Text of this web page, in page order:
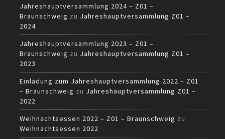
Jahreshauptversammlung 2024 – Z01 –
Braunschweig zu Jahreshauptversammlung Z01 –
2024
Jahreshauptversammlung 2023 – Z01 –
Braunschweig zu Jahreshauptversammlung Z01 –
2023
Einladung zum Jahreshauptversammlung 2022 – Z01
– Braunschweig zu Jahreshauptversammlung Z01 –
2022
Weihnachtsessen 2022 – Z01 – Braunschweig zu
Weihnachtsessen 2022